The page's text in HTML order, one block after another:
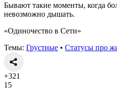
Бывают такие моменты, когда
невозможно дышать.
«Одиночество в Сети»
Темы: Грустные • Статусы про
+321
15